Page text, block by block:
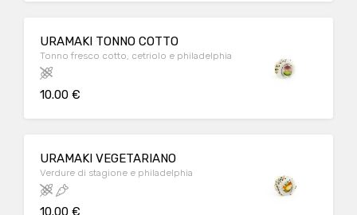
URAMAKI TONNO COTTO
Tonno fresco cotto, cetriolo e philadelphia
10.00 €
URAMAKI VEGETARIANO
Verdure di stagione e philadelphia
10.00 €